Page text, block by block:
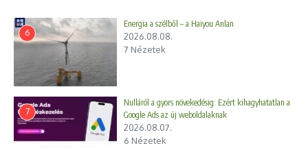
6
Energia a szélből – a Haiyou Anlan
2026.08.08.
7 Nézetek
7
Nulláról a gyors növekedésig: Ezért kihagyhatatlan a
Google Ads az új weboldalaknak
2026.08.07.
6 Nézetek